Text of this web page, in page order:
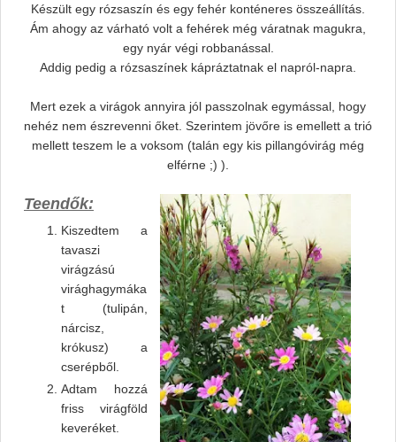
Készült egy rózsaszín és egy fehér konténeres összeállítás.
Ám ahogy az várható volt a fehérek még váratnak magukra,
egy nyár végi robbanással.
Addig pedig a rózsaszínek kápráztatnak el napról-napra.
Mert ezek a virágok annyira jól passzolnak egymással, hogy
nehéz nem észrevenni őket. Szerintem jövőre is emellett a trió
mellett teszem le a voksom (talán egy kis pillangóvirág még
elférne ;) ).
Teendők:
Kiszedtem a
tavaszi
virágzású
virághagymáka
t (tulipán,
nárcisz,
krókusz) a
cserépből.
Adtam hozzá
friss virágföld
keveréket.